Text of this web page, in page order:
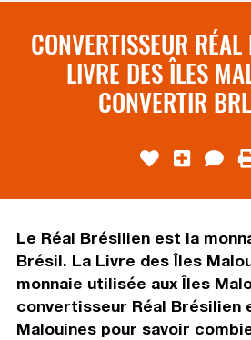
CONVERTISSEUR
LIVRE DES ÎLES
CONVERTIR
Le Réal Brésilien est la
Brésil. La Livre des Îles
monnaie utilisée aux Îles
convertisseur Réal Brésilien
Malouines pour savoir